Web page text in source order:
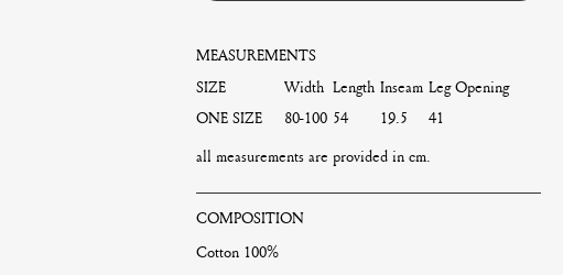
MEASUREMENTS
SIZE
Width Length Inseam Leg Opening
ONE SIZE
80-100 54 19.5
41
all measurements are provided in cm.
COMPOSITION
Cotton 100%